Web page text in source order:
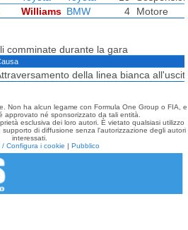
Williams BMW 4 Motore
comminate durante la gara
della linea bianca
Non ha alcun legame con Formula One Group o FIA, e
approvato né sponsorizzato da tali entità.
esclusiva dei loro autori. È vietato qualsiasi utilizzo
di diffusione senza l'autorizzazione degli autori
interessati.
/ Configura i cookie | Pubblico